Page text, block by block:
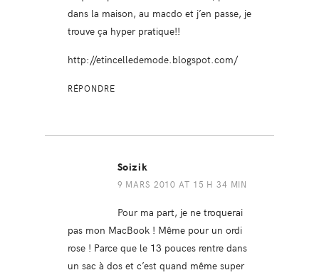
dans la maison, au macdo et j’en passe, je
trouve ça hyper pratique!!
http://etincelledemode.blogspot.com/
RÉPONDRE
Soizik
9 MARS 2010 AT 15 H 34 MIN
Pour ma part, je ne troquerai
pas mon MacBook ! Même pour un ordi
rose ! Parce que le 13 pouces rentre dans
un sac à dos et c’est quand même super